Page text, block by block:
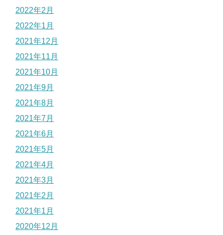
2022年2月
2022年1月
2021年12月
2021年11月
2021年10月
2021年9月
2021年8月
2021年7月
2021年6月
2021年5月
2021年4月
2021年3月
2021年2月
2021年1月
2020年12月